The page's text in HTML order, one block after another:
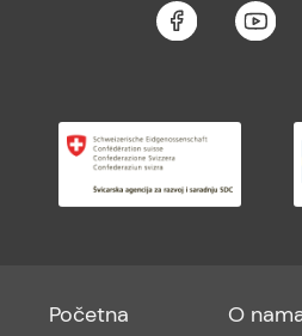
Footer
Početna
Footer
O